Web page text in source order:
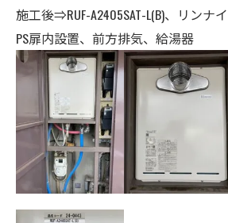
施工後⇒RUF-A2405SAT-L(B)、リンナイ
PS扉内設置、前方排気、給湯器